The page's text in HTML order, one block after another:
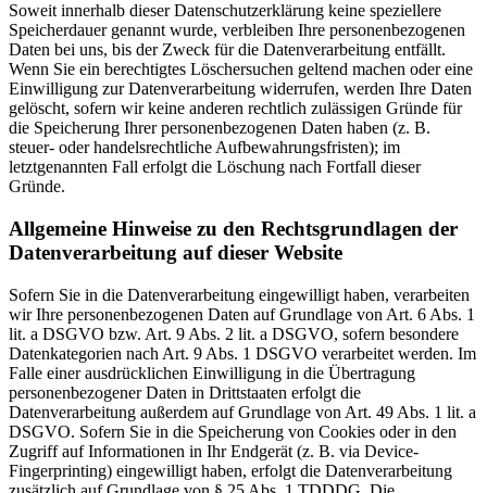
Soweit innerhalb dieser Datenschutzerklärung keine speziellere
Speicherdauer genannt wurde, verbleiben Ihre personenbezogenen
Daten bei uns, bis der Zweck für die Datenverarbeitung entfällt.
Wenn Sie ein berechtigtes Löschersuchen geltend machen oder eine
Einwilligung zur Datenverarbeitung widerrufen, werden Ihre Daten
gelöscht, sofern wir keine anderen rechtlich zulässigen Gründe für
die Speicherung Ihrer personenbezogenen Daten haben (z. B.
steuer- oder handelsrechtliche Aufbewahrungsfristen); im
letztgenannten Fall erfolgt die Löschung nach Fortfall dieser
Gründe.
Allgemeine Hinweise zu den Rechtsgrundlagen der
Datenverarbeitung auf dieser Website
Sofern Sie in die Datenverarbeitung eingewilligt haben, verarbeiten
wir Ihre personenbezogenen Daten auf Grundlage von Art. 6 Abs. 1
lit. a DSGVO bzw. Art. 9 Abs. 2 lit. a DSGVO, sofern besondere
Datenkategorien nach Art. 9 Abs. 1 DSGVO verarbeitet werden. Im
Falle einer ausdrücklichen Einwilligung in die Übertragung
personenbezogener Daten in Drittstaaten erfolgt die
Datenverarbeitung außerdem auf Grundlage von Art. 49 Abs. 1 lit. a
DSGVO. Sofern Sie in die Speicherung von Cookies oder in den
Zugriff auf Informationen in Ihr Endgerät (z. B. via Device-
Fingerprinting) eingewilligt haben, erfolgt die Datenverarbeitung